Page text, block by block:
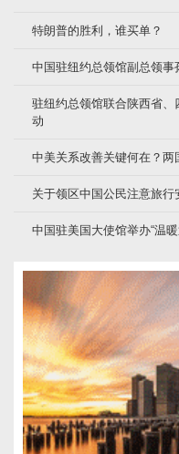
特朗普的胜利，谁买单？
中国驻纽约总领馆副总领
驻纽约总领馆联合陕西省、
动
中美关系改善关键何在？两
关于领区中国公民注意旅行
中国驻美国大使馆举办“温